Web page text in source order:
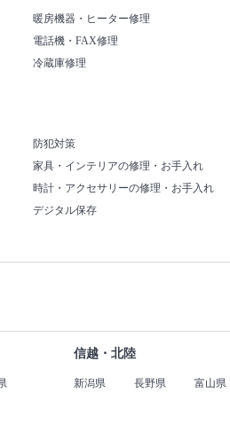
暖房機器・ヒーター修理
電話機・FAX修理
冷蔵庫修理
防犯対策
家具・インテリアの修理・お手入れ
時計・アクセサリーの修理・お手入れ
デジタル保存
信越・北陸
新潟県 長野県 富山県